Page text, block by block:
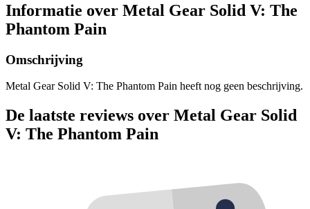
Informatie over Metal Gear Solid V: The
Phantom Pain
Omschrijving
Metal Gear Solid V: The Phantom Pain heeft nog geen beschrijving.
De laatste reviews over Metal Gear Solid
V: The Phantom Pain